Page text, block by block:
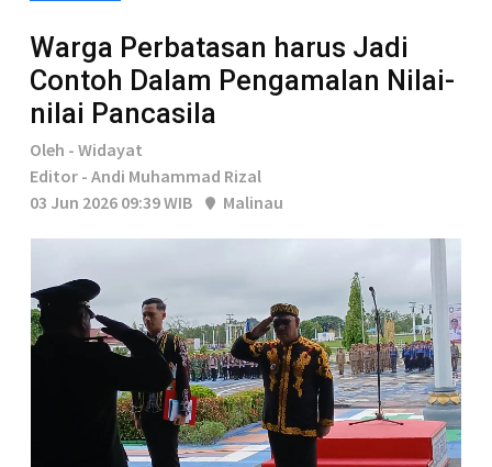
Warga Perbatasan harus Jadi
Contoh Dalam Pengamalan Nilai-
nilai Pancasila
Oleh - Widayat
Editor - Andi Muhammad Rizal
03 Jun 2026 09:39 WIB
Malinau